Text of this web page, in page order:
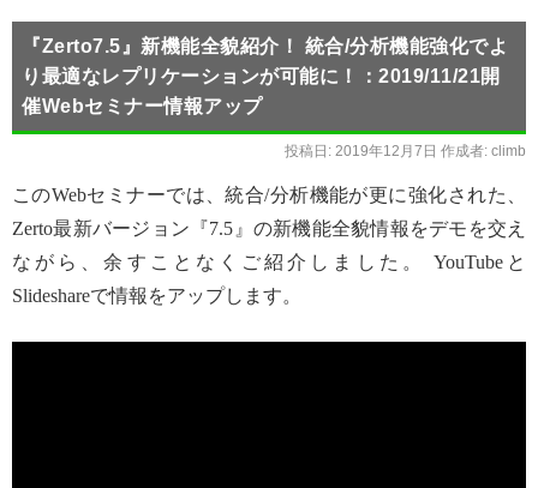
『Zerto7.5』新機能全貌紹介！ 統合/分析機能強化でよ
り最適なレプリケーションが可能に！：2019/11/21開
催Webセミナー情報アップ
投稿日: 2019年12月7日 作成者: climb
このWebセミナーでは、統合/分析機能が更に強化された、
Zerto最新バージョン『7.5』の新機能全貌情報をデモを交え
ながら、余すことなくご紹介しました。 YouTubeと
Slideshareで情報をアップします。